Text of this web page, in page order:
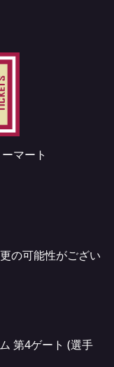
マート
の可能性がござい
第4ゲート (選手